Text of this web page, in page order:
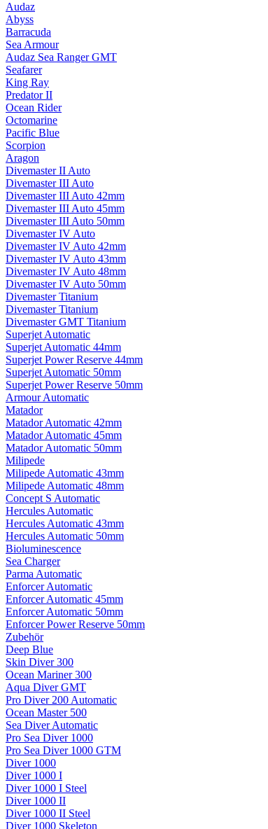
Audaz
Abyss
Barracuda
Sea Armour
Audaz Sea Ranger GMT
Seafarer
King Ray
Predator II
Ocean Rider
Octomarine
Pacific Blue
Scorpion
Aragon
Divemaster II Auto
Divemaster III Auto
Divemaster III Auto 42mm
Divemaster III Auto 45mm
Divemaster III Auto 50mm
Divemaster IV Auto
Divemaster IV Auto 42mm
Divemaster IV Auto 43mm
Divemaster IV Auto 48mm
Divemaster IV Auto 50mm
Divemaster Titanium
Divemaster Titanium
Divemaster GMT Titanium
Superjet Automatic
Superjet Automatic 44mm
Superjet Power Reserve 44mm
Superjet Automatic 50mm
Superjet Power Reserve 50mm
Armour Automatic
Matador
Matador Automatic 42mm
Matador Automatic 45mm
Matador Automatic 50mm
Milipede
Milipede Automatic 43mm
Milipede Automatic 48mm
Concept S Automatic
Hercules Automatic
Hercules Automatic 43mm
Hercules Automatic 50mm
Bioluminescence
Sea Charger
Parma Automatic
Enforcer Automatic
Enforcer Automatic 45mm
Enforcer Automatic 50mm
Enforcer Power Reserve 50mm
Zubehör
Deep Blue
Skin Diver 300
Ocean Mariner 300
Aqua Diver GMT
Pro Diver 200 Automatic
Ocean Master 500
Sea Diver Automatic
Pro Sea Diver 1000
Pro Sea Diver 1000 GTM
Diver 1000
Diver 1000 I
Diver 1000 I Steel
Diver 1000 II
Diver 1000 II Steel
Diver 1000 Skeleton